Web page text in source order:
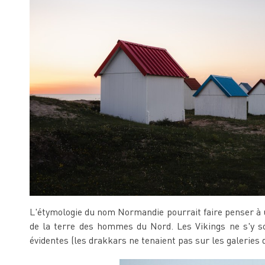
L'étymologie du nom Normandie pourrait faire penser
de la terre des hommes du Nord. Les Vikings ne s'y
évidentes (les drakkars ne tenaient pas sur les galeries